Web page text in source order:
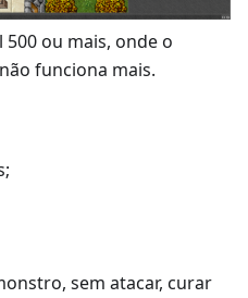
500 ou mais, onde o
funciona mais.
sem atacar, curar